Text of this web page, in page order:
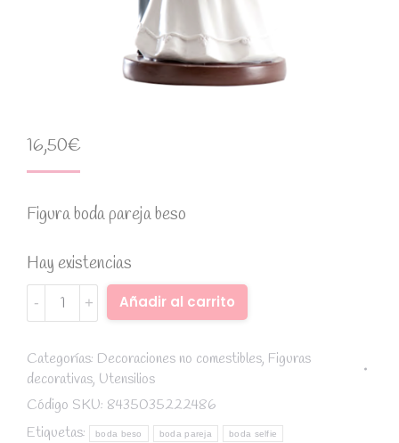
16,50€
Figura boda pareja beso
Hay existencias
Figura
tarta
pareja
beso
quantity
Añadir al carrito
Categorías: Decoraciones no comestibles, Figuras
decorativas, Utensilios
Código SKU: 8435035222486
Etiquetas:
boda beso boda pareja boda selfie